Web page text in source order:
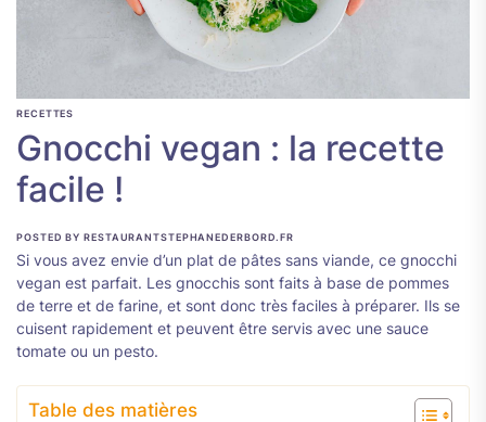
RECETTES
Gnocchi vegan : la recette
facile !
POSTED BY RESTAURANTSTEPHANEDERBORD.FR
Si vous avez envie d’un plat de pâtes sans viande, ce gnocchi
vegan est parfait. Les gnocchis sont faits à base de pommes
de terre et de farine, et sont donc très faciles à préparer. Ils se
cuisent rapidement et peuvent être servis avec une sauce
tomate ou un pesto.
Table des matières